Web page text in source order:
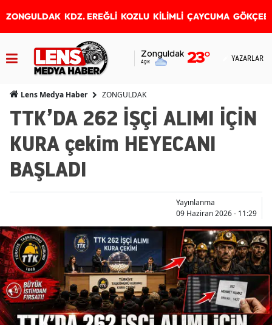
ZONGULDAK KDZ. EREĞLİ KOZLU KİLİMLİ ÇAYCUMA
Zonguldak
Açık 23° YAZARLAR
Lens Medya Haber ZONGULDAK
TTK’DA 262 İŞÇİ ALIMI İÇİN
KURA çekim HEYECANI
BAŞLADI
Yayınlanma
09 Haziran 2026 - 11:29